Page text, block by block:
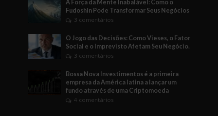
A Força da Mente Inabalável: Como o
Fudoshin Pode Transformar Seus Negócios
3 comentários
O Jogo das Decisões: Como Vieses, o Fator
Social e o Imprevisto Afetam Seu Negócio.
3 comentários
Bossa Nova Investimentos é a primeira
empresa da América latina a lançar um
fundo através de uma Criptomoeda
4 comentários